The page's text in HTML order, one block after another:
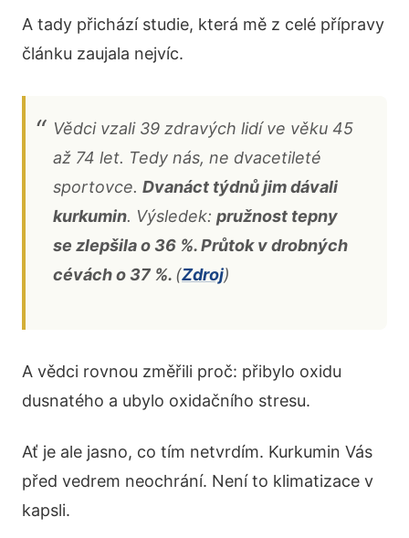
A tady přichází studie, která mě z celé přípravy
článku zaujala nejvíc.
Vědci vzali 39 zdravých lidí ve věku 45
až 74 let. Tedy nás, ne dvacetileté
sportovce. Dvanáct týdnů jim dávali
kurkumin. Výsledek: pružnost tepny
se zlepšila o 36 %. Průtok v drobných
cévách o 37 %. (Zdroj)
A vědci rovnou změřili proč: přibylo oxidu
dusnatého a ubylo oxidačního stresu.
Ať je ale jasno, co tím netvrdím. Kurkumin Vás
před vedrem neochrání. Není to klimatizace v
kapsli.